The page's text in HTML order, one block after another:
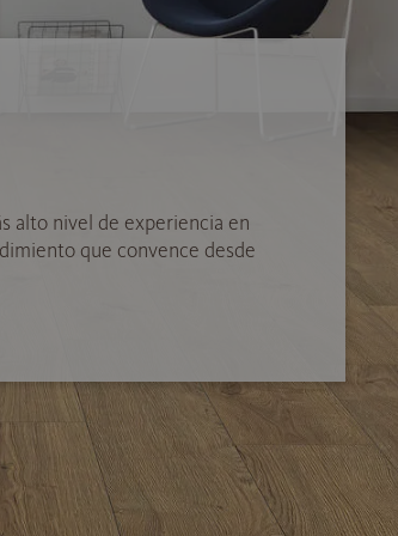
alto nivel de experiencia en
que convence desde